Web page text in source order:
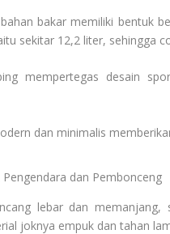
bakar memiliki bentuk
sekitar 12,2 liter, sehingga
mempertegas desain
dan minimalis
dan Pembonceng
lebar dan memanjang,
joknya empuk dan tahan